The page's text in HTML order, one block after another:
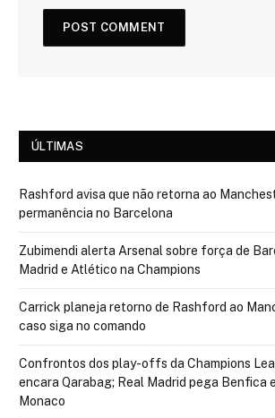
ÚLTIMAS
Rashford avisa que não retorna ao
permanência no Barcelona
Zubimendi alerta Arsenal sobre força de
Madrid e Atlético na Champions
Carrick planeja retorno de Rashford ao
caso siga no comando
Confrontos dos play-offs da Champions
encara Qarabag; Real Madrid pega Benfica
Monaco